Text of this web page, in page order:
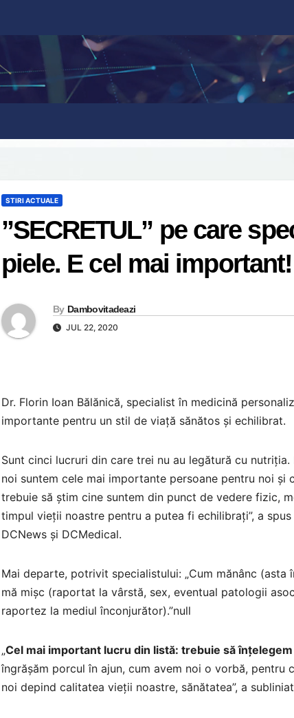
STIRI ACTUALE
”SECRETUL” pe care
piele. E cel mai
By Dambovitadeazi
JUL 22, 2020
Dr. Florin Ioan Bălănică, specialist în medicină
importante pentru un stil de viață sănătos și echilibrat.
Sunt cinci lucruri din care trei nu au legătură cu
noi suntem cele mai importante persoane pentru noi și
trebuie să știm cine suntem din punct de vedere fizic,
timpul vieții noastre pentru a putea fi echilibrați”, a
DCNews și DCMedical.
Mai departe, potrivit specialistului: „Cum mănânc
mă mișc (raportat la vârstă, sex, eventual patologii
raportez la mediul înconjurător).”null
„Cel mai important lucru din listă: trebuie să
îngrășăm porcul în ajun, cum avem noi o vorbă, pentru
noi depind calitatea vieții noastre, sănătatea”, a